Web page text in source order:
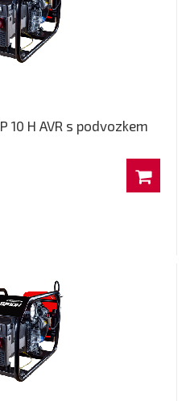
10 H AVR s podvozkem